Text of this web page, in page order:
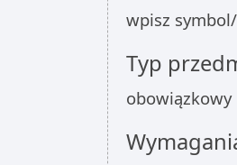
wpisz
Typ
obowiązkowy